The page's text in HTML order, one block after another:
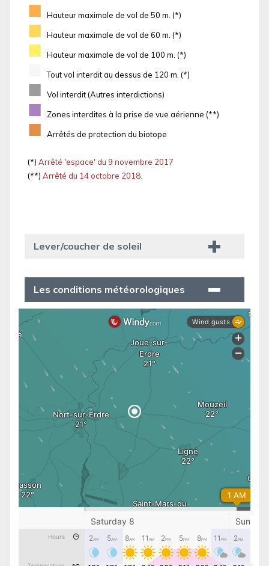
■ Hauteur maximale de vol de 50 m. (*)
■ Hauteur maximale de vol de 60 m. (*)
■ Hauteur maximale de vol de 100 m. (*)
Tout vol interdit au dessus de 120 m. (*)
■ Vol interdit (Autres interdictions)
■ Zones interdites à la prise de vue aérienne (**)
■ Arrêtés de protection du biotope
(*) Arrêté 'espace' du 9 novembre 2017
(**) Arrêté du 14 octobre 2018.
Lever/coucher de soleil
Les conditions météorologiques